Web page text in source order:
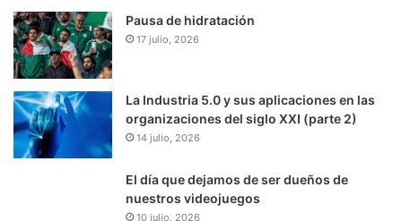
Pausa de hidratación
17 julio, 2026
La Industria 5.0 y sus aplicaciones en las
organizaciones del siglo XXI (parte 2)
14 julio, 2026
El día que dejamos de ser dueños de
nuestros videojuegos
10 julio, 2026